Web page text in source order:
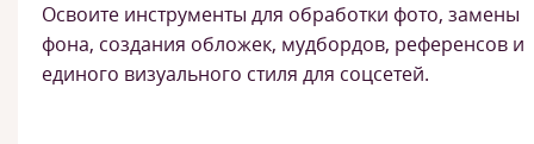
Освоите инструменты для обработки фото, замены
фона, создания обложек, мудбордов, референсов и
единого визуального стиля для соцсетей.